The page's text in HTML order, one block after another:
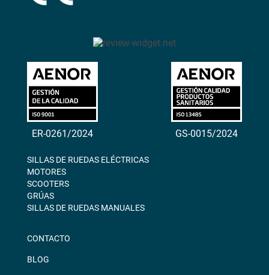
ER-0261/2024 GS-0015/2024
SILLAS DE RUEDAS ELÉCTRICAS
MOTORES
SCOOTERS
GRÚAS
SILLAS DE RUEDAS MANUALES
CONTACTO
BLOG